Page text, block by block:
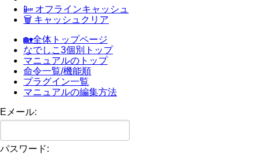
📴 オフラインキャッシュ
🗑 キャッシュクリア
🏡全体トップページ
なでしこ3個別トップ
マニュアルのトップ
命令一覧/機能順
プラグイン一覧
マニュアルの編集方法
Eメール:
パスワード: